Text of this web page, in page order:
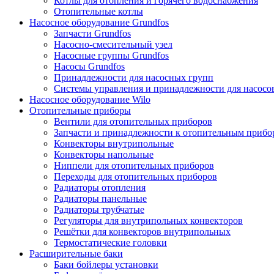
Отопительные котлы
Насосное оборудование Grundfos
Запчасти Grundfos
Насосно-смесительный узел
Насосные группы Grundfos
Насосы Grundfos
Принадлежности для насосных групп
Системы управления и принадлежности для
Насосное оборудование Wilo
Отопительные приборы
Вентили для отопительных приборов
Запчасти и принадлежности к отопительным
Конвекторы внутрипольные
Конвекторы напольные
Ниппели для отопительных приборов
Переходы для отопительных приборов
Радиаторы отопления
Радиаторы панельные
Радиаторы трубчатые
Регуляторы для внутрипольных конвекторов
Решётки для конвекторов внутрипольных
Термостатические головки
Расширительные баки
Баки бойлеры установки